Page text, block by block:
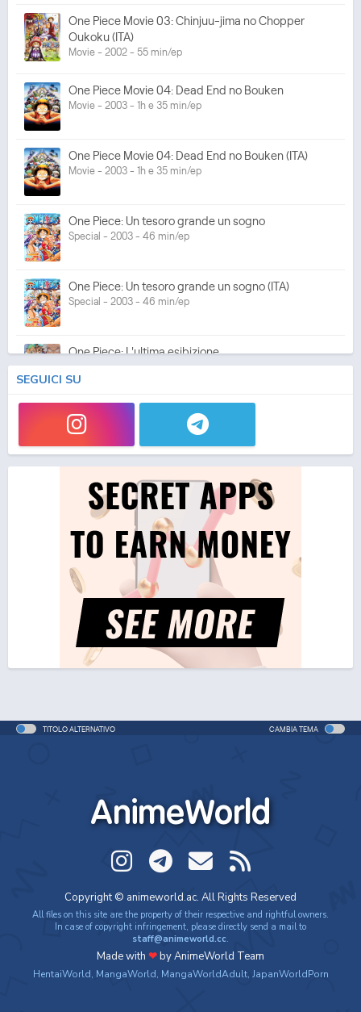
One Piece Movie 03: Chinjuu-jima no Chopper
Oukoku (ITA)
Movie - 2002 - 55 min/ep
One Piece Movie 04: Dead End no Bouken
Movie - 2003 - 1h e 35 min/ep
One Piece Movie 04: Dead End no Bouken (ITA)
Movie - 2003 - 1h e 35 min/ep
One Piece: Un tesoro grande un sogno
Special - 2003 - 46 min/ep
One Piece: Un tesoro grande un sogno (ITA)
Special - 2003 - 46 min/ep
One Piece: L'ultima esibizione
Special - 2003 - 45 min/ep
One Piece: L'ultima esibizione (ITA)
Special - 2003 - 45 min/ep
One Piece Movie 05: Norowareta Seiken
Movie - 2004 - 1h e 35 min/ep
One Piece Movie 05: Norowareta Seiken (ITA)
Movie - 2004 - 1h e 35 min/ep
One Piece Movie 06: Omatsuri Danshaku to Himitsu
no Shima (ITA)
Movie - 2005 - 1h e 31 min/ep
One Piece: Le avventure del detective Cappello di
Special - 2005 - 42 min/ep
One Piece Movie 07: Karakuri-jou no Mecha Kyohei
Movie - 2006 - 1h e 34 min/ep
One Piece Movie 07: Karakuri-jou no Mecha Kyohei
(ITA)
SEGUICI SU
TITOLO ALTERNATIVO CAMBIA TEMA
AnimeWorld
Copyright © animeworld.ac. All Rights Reserved
All files on this site are the property of their respective and rightful owners.
In case of copyright infringement, please directly send a mail to
staff@animeworld.cc.
Made with ❤by AnimeWorld Team
HentaiWorld, MangaWorld, MangaWorldAdult, JapanWorldPorn